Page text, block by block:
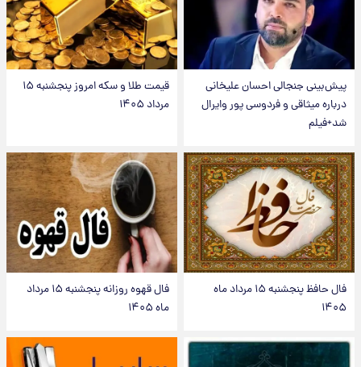
پیش‌بینی جنجالی احسان علیخانی
درباره میثاقی و فردوسی پور وایرال
شد+فیلم
قیمت طلا و سکه امروز پنجشنبه ۱۵
مرداد ۱۴۰۵
فال حافظ پنجشنبه ۱۵ مرداد ماه
۱۴۰۵
فال قهوه روزانه پنجشنبه ۱۵ مرداد
ماه ۱۴۰۵